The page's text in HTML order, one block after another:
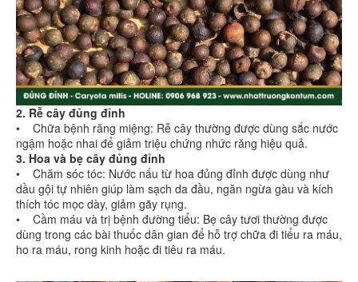
2. Rễ cây đủng đỉnh
• Chữa bệnh răng miệng: Rễ cây thường được dùng sắc nước
ngậm hoặc nhai để giảm triệu chứng nhức răng hiệu quả.
3. Hoa và bẹ cây đủng đỉnh
• Chăm sóc tóc: Nước nấu từ hoa đủng đỉnh được dùng như
dầu gội tự nhiên giúp làm sạch da đầu, ngăn ngừa gàu và kích
thích tóc mọc dày, giảm gãy rụng.
• Cầm máu và trị bệnh đường tiểu: Bẹ cây tươi thường được
dùng trong các bài thuốc dân gian để hỗ trợ chữa đi tiểu ra máu,
ho ra máu, rong kinh hoặc đi tiêu ra máu.